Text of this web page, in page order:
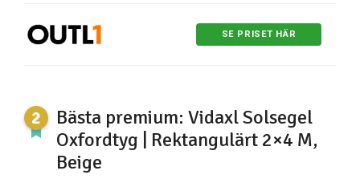
SE PRISET HÄR
Bästa premium: Vidaxl Solsegel
Oxfordtyg | Rektangulärt 2×4 M,
Beige